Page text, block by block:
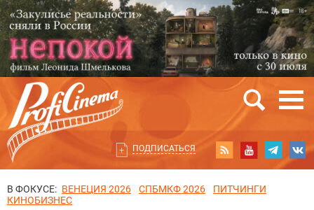
ПОДПИСАТЬСЯ
В ФОКУСЕ: ВЕНЕЦИЯ 2026 СПБМКФ 2026
ПИТЧИНГИ
КИНОБИЗНЕС